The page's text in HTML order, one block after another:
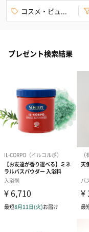
コスメ・ビュ...
プレゼント検索結果